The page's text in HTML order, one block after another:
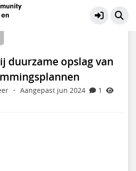
duurzame opslag van
· Aangepast jun 2024
1